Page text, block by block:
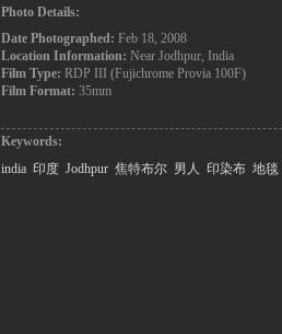
Photo Details:
Date Photographed: Feb 18, 2008
Location Information: Near Jodhpur, India
Film Type: RDP III (Fujichrome Provia 100F)
Film Format: 35mm
Keywords:
india 印度 Jodhpur 焦特布尔 男人 印染布 地毯